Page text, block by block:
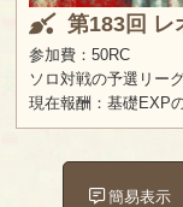
第183回 レ
参加費：50RC
ソロ対戦の予選リー
現在報酬：基礎EXP
簡易表示